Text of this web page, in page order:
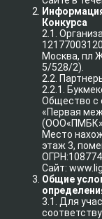
Конкурса
2.1.
Москва, пл
5/528/2).
2.2.
2.2.1.
Общество с
«Первая
Место
этаж 3,
Сайт:
Общие
3.1. Для